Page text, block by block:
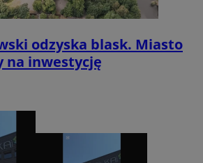
odzyska blask. Miasto
na inwestycję